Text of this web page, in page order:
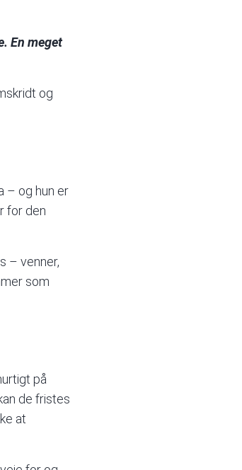
En meget
og
– og hun er
for den
– venner,
som
på
de fristes
at